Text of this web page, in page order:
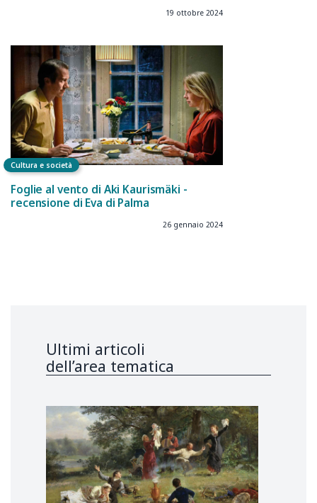
19 ottobre 2024
Cultura e società
Foglie al vento di Aki Kaurismäki -
recensione di Eva di Palma
26 gennaio 2024
Ultimi articoli
dell’area tematica